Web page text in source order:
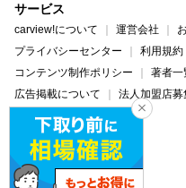
サービス
carview!について 運営会社
プライバシーセンター
利用規約
コンテンツ制作ポリシー
著者一
広告掲載について
法人加盟店募
ヘルプ・お問い合わせ
carview! Yahoo! JAPAN